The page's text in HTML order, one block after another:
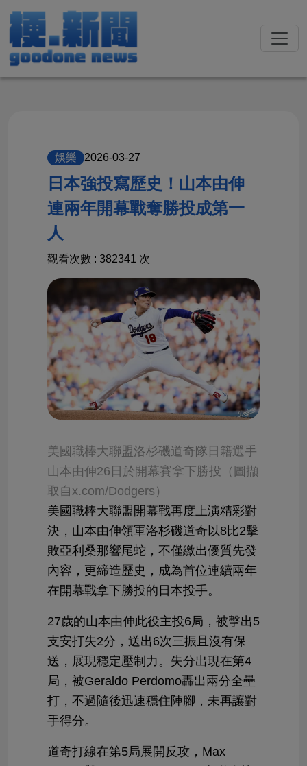
娛樂 2026-03-27
日本強投寫歷史！山本由伸
連兩年開幕戰奪勝投成第一
人
觀看次數 : 382341 次
美國職棒大聯盟洛杉磯道奇隊日籍選手
山本由伸26日於開幕賽拿下勝投（圖擷
取自x.com/Dodgers）
美國職棒大聯盟開幕戰再度上演精彩對
決，山本由伸領軍洛杉磯道奇以8比2擊
敗亞利桑那響尾蛇，不僅繳出優質先發
內容，更締造歷史，成為首位連續兩年
在開幕戰拿下勝投的日本投手。
27歲的山本由伸此役主投6局，被擊出5
支安打失2分，送出6次三振且沒有保
送，展現穩定壓制力。失分出現在第4
局，被Geraldo Perdomo轟出兩分全壘
打，不過隨後迅速穩住陣腳，未再讓對
手得分。
道奇打線在第5局展開反攻，Max